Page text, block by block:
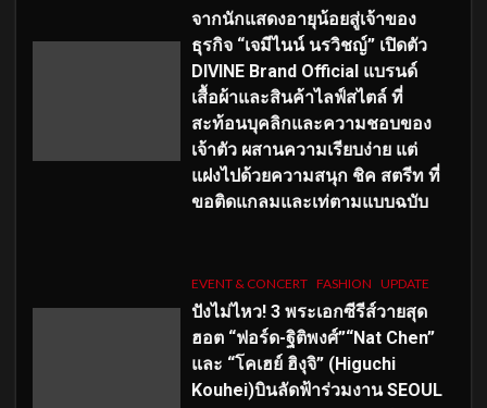
จากนักแสดงอายุน้อยสู่เจ้าของ
ธุรกิจ “เจมีไนน์ นรวิชญ์” เปิดตัว
DIVINE Brand Official แบรนด์
เสื้อผ้าและสินค้าไลฟ์สไตล์ ที่
สะท้อนบุคลิกและความชอบของ
เจ้าตัว ผสานความเรียบง่าย แต่
แฝงไปด้วยความสนุก ชิค สตรีท ที่
ขอติดแกลมและเท่ตามแบบฉบับ
EVENT & CONCERT FASHION UPDATE
ปังไม่ไหว! 3 พระเอกซีรีส์วายสุด
ฮอต “ฟอร์ด-ฐิติพงศ์”“Nat Chen”
และ “โคเฮย์ ฮิงุจิ” (Higuchi
Kouhei)บินลัดฟ้าร่วมงาน SEOUL